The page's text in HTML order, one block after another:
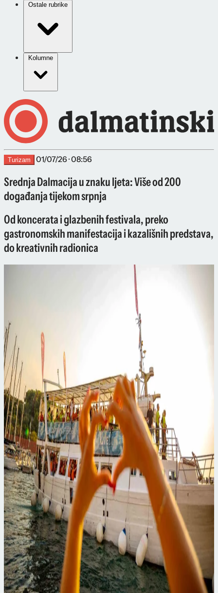
Ostale rubrike
Kolumne
Turizam 01/07/26 · 08:56
Srednja Dalmacija u znaku ljeta: Više od 200
događanja tijekom srpnja
Od koncerata i glazbenih festivala, preko
gastronomskih manifestacija i kazališnih predstava,
do kreativnih radionica